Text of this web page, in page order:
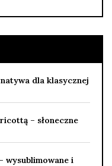
dla klasycznej
– słoneczne
wysublimowane i